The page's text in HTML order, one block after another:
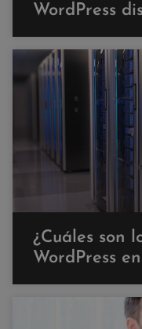
WordPress
¿Cuáles son
WordPress